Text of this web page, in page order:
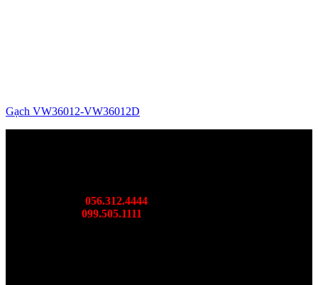
Gạch VW36012-VW36012D
056.312.4444
099.505.1111